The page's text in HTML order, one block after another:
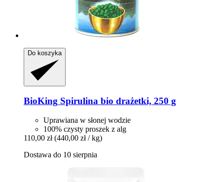
Do koszyka
BioKing Spirulina bio drażetki, 250 g
Uprawiana w słonej wodzie
100% czysty proszek z alg
110,00 zł (440,00 zł / kg)
Dostawa do 10 sierpnia